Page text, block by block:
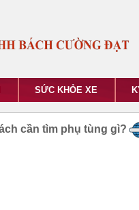
SỨC KHỎE XE
cần tìm phụ tùng gì?